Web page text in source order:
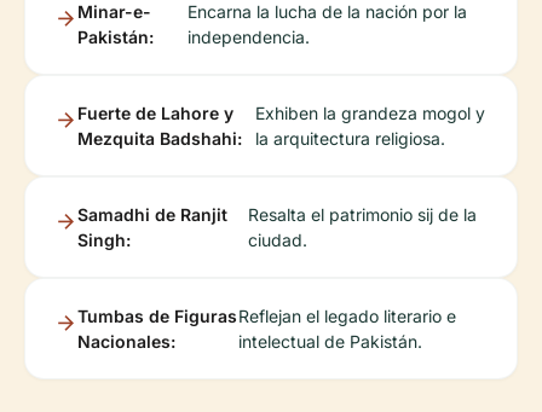
Minar-e-
Pakistán:
Encarna la lucha de la nación por la
independencia.
Fuerte de Lahore y
Mezquita Badshahi:
Exhiben la grandeza mogol y
la arquitectura religiosa.
Samadhi de Ranjit
Singh:
Resalta el patrimonio sij de la
ciudad.
Tumbas de Figuras
Nacionales:
Reflejan el legado literario e
intelectual de Pakistán.